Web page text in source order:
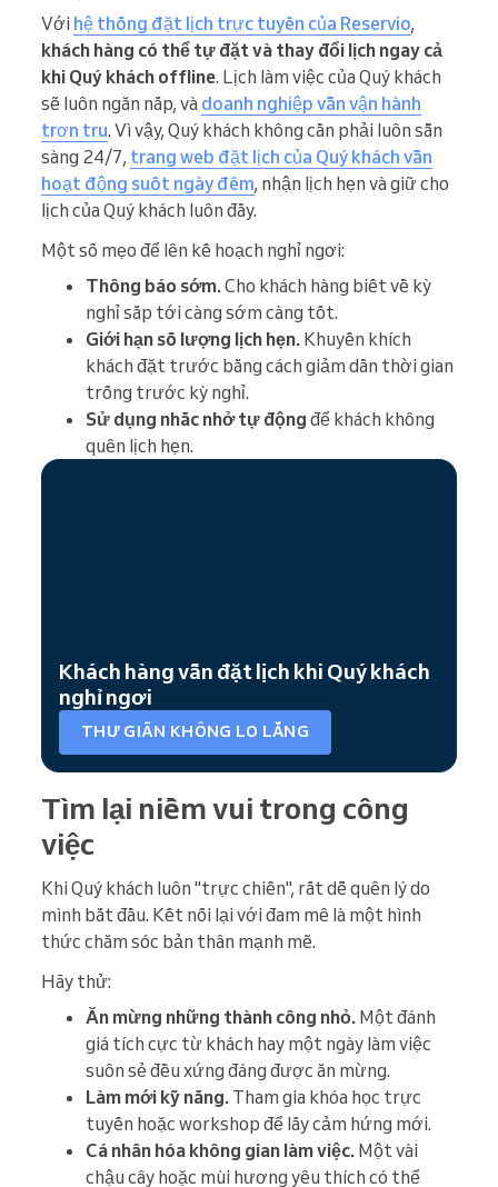
Với hệ thống đặt lịch trực tuyến của Reservio,
khách hàng có thể tự đặt và thay đổi lịch ngay cả
khi Quý khách offline. Lịch làm việc của Quý khách
sẽ luôn ngăn nắp, và doanh nghiệp vẫn vận hành
trơn tru. Vì vậy, Quý khách không cần phải luôn sẵn
sàng 24/7, trang web đặt lịch của Quý khách vẫn
hoạt động suốt ngày đêm, nhận lịch hẹn và giữ cho
lịch của Quý khách luôn đầy.
Một số mẹo để lên kế hoạch nghỉ ngơi:
Thông báo sớm.Cho khách hàng biết về kỳ
nghỉ sắp tới càng sớm càng tốt.
Giới hạn số lượng lịch hẹn. Khuyến khích
khách đặt trước bằng cách giảm dần thời gian
trống trước kỳ nghỉ.
Sử dụng nhắc nhở tự động để khách không
quên lịch hẹn.
Khách hàng vẫn đặt lịch khi Quý khách
nghỉ ngơi
THƯ GIÃN KHÔNG LO LẮNG
Tìm lại niềm vui trong công
việc
Khi Quý khách luôn "trực chiến", rất dễ quên lý do
mình bắt đầu. Kết nối lại với đam mê là một hình
thức chăm sóc bản thân mạnh mẽ.
Hãy thử:
Ăn mừng những thành công nhỏ. Một đánh
giá tích cực từ khách hay một ngày làm việc
suôn sẻ đều xứng đáng được ăn mừng.
Làm mới kỹ năng. Tham gia khóa học trực
tuyến hoặc workshop để lấy cảm hứng mới.
Cá nhân hóa không gian làm việc. Một vài
chậu cây hoặc mùi hương yêu thích có thể